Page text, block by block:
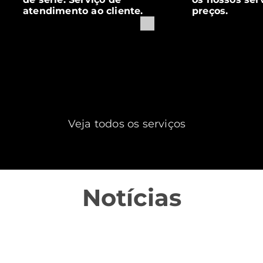
atendimento ao cliente.
preços.
Veja todos os serviços
Notícias